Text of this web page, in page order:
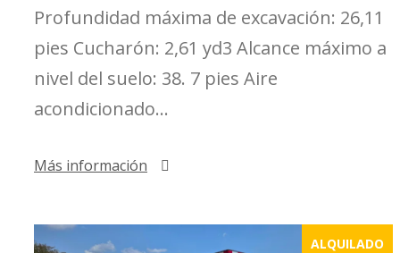
Profundidad máxima de excavación: 26,11
pies Cucharón: 2,61 yd3 Alcance máximo a
nivel del suelo: 38. 7 pies Aire
acondicionado...
Más información
ALQUILADO